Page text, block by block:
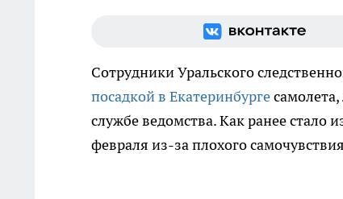
Сотрудники Уральского
посадкой в Екатеринбурге
службе ведомства. Как ранее стало
февраля из-за плохого